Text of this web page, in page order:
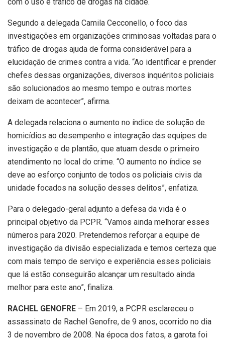
Segundo a delegada Camila Cecconello, o foco das
investigações em organizações criminosas voltadas para o
tráfico de drogas ajuda de forma considerável para a
elucidação de crimes contra a vida. “Ao identificar e prender
chefes dessas organizações, diversos inquéritos policiais
são solucionados ao mesmo tempo e outras mortes
deixam de acontecer”, afirma.
A delegada relaciona o aumento no índice de solução de
homicídios ao desempenho e integração das equipes de
investigação e de plantão, que atuam desde o primeiro
atendimento no local do crime. “O aumento no índice se
deve ao esforço conjunto de todos os policiais civis da
unidade focados na solução desses delitos”, enfatiza.
Para o delegado-geral adjunto a defesa da vida é o
principal objetivo da PCPR. “Vamos ainda melhorar esses
números para 2020. Pretendemos reforçar a equipe de
investigação da divisão especializada e temos certeza que
com mais tempo de serviço e experiência esses policiais
que lá estão conseguirão alcançar um resultado ainda
melhor para este ano”, finaliza.
RACHEL GENOFRE – Em 2019, a PCPR esclareceu o
assassinato de Rachel Genofre, de 9 anos, ocorrido no dia
3 de novembro de 2008. Na época dos fatos, a garota foi